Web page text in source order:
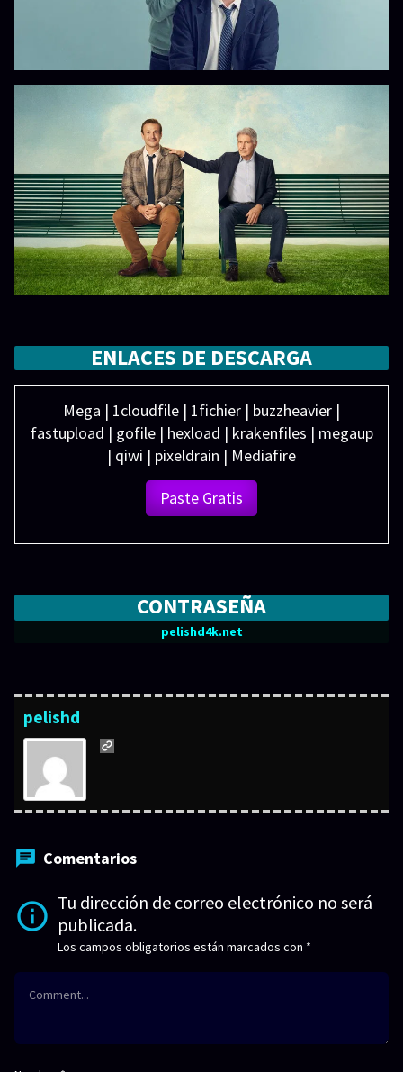
ENLACES DE DESCARGA
Mega | 1cloudfile | 1fichier | buzzheavier |
fastupload | gofile | hexload | krakenfiles | megaup
| qiwi | pixeldrain | Mediafire
Paste Gratis
CONTRASEÑA
pelishd4k.net
pelishd
Comentarios
Tu dirección de correo electrónico no será
publicada.
Los campos obligatorios están marcados con *